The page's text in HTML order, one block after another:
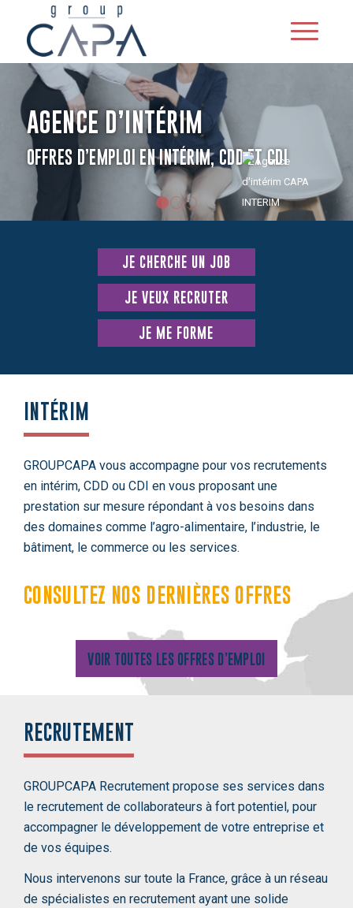
D’INTÉRIM
D’EMPLOI EN INTÉRIM, CDD ET CDI
3
JE CHERCHE UN JOB
JE VEUX RECRUTER
JE ME FORME
INTÉRIM
GROUPCAPA vous accompagne pour vos recrutements
en intérim, CDD ou CDI en vous proposant une
prestation sur mesure répondant à vos besoins dans
des domaines comme l’agro-alimentaire, l’industrie, le
bâtiment, le commerce ou les services.
CONSULTEZ NOS DERNIÈRES OFFRES
VOIR TOUTES LES OFFRES D’EMPLOI
RECRUTEMENT
GROUPCAPA Recrutement propose ses services dans
le recrutement de collaborateurs à fort potentiel, pour
accompagner le développement de votre entreprise et
de vos équipes.
Nous intervenons sur toute la France, grâce à un réseau
de spécialistes en recrutement ayant une solide